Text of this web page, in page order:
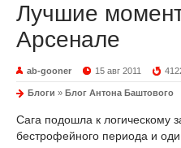
Лучшие
Арсенале
ab-gooner 15 авг 2011
Блоги » Блог Антона Баштового
Сага подошла к логическому
беcтрофейного периода и